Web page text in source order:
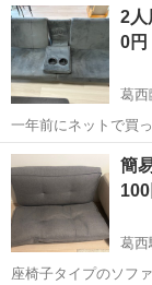
2人
0円
葛西
一年前にネットで買
かなりあり、ベット
ておりますのでベット使
に来る方に無料で差
東京 江戸川区
簡
100
葛西
座椅子タイプのソフ